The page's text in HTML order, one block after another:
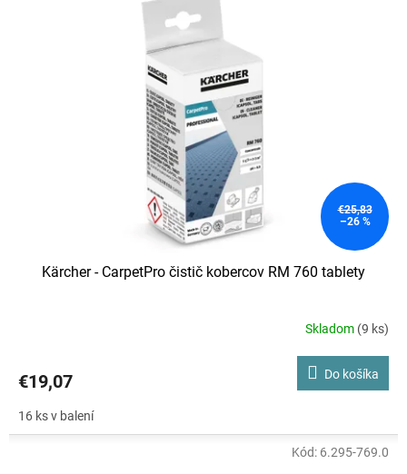
€25,83
–26 %
Kärcher - CarpetPro čistič kobercov RM 760 tablety
Skladom (9 ks)
€19,07 Do košíka
16 ks v balení
Kód: 6.295-769.0